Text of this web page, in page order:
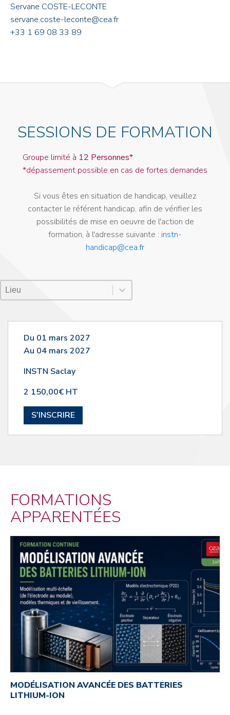
Servane COSTE-LECONTE
servane.coste-leconte@cea.fr
+33 1 69 08 33 89
SESSIONS DE FORMATION
Groupe limité à 12 Personnes*
*dépassement possible en cas de fortes demandes
Si vous êtes en situation de handicap, veuillez
contacter le référent handicap, afin de vérifier les
possibilités de mise en oeuvre de l'action de
formation, à l'adresse suivante : instn-
handicap@cea.fr
Lieu Session
Sélectionnez le contenu
Sélectionnez le contenu
Du 01 mars 2027
Au 04 mars 2027
INSTN Saclay
2 150,00€ HT
S'INSCRIRE
FORMATIONS
APPARENTÉES
MODÉLISATION AVANCÉE DES BATTERIES
LITHIUM-ION